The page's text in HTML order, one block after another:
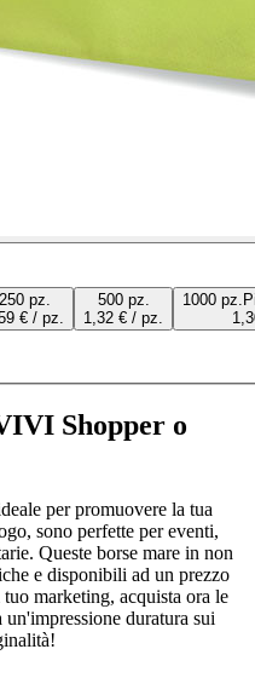
250 pz.
€ / pz.
500 pz.
1,32 € / pz.
1000 pz.
Shopper o
per promuovere la tua
sono perfette per eventi,
Queste borse mare in non
e disponibili ad un prezzo
marketing, acquista ora le
duratura sui